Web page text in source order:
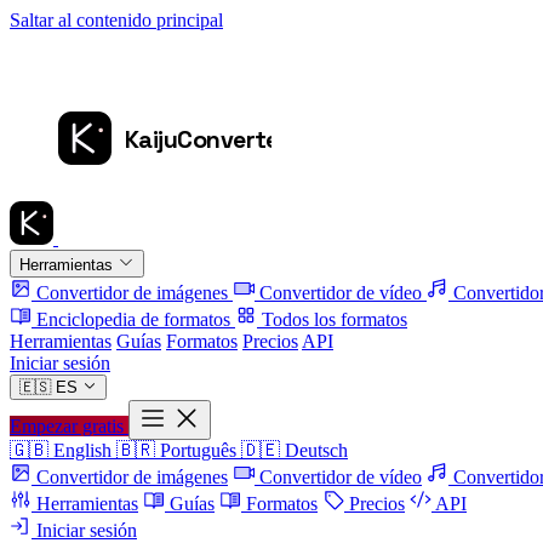
Saltar al contenido principal
Herramientas
Convertidor de imágenes Convertidor de vídeo
Enciclopedia de formatos
Todos los formatos
Herramientas Guías Formatos Precios API
Iniciar sesión
🇪🇸 ES
Empezar gratis
🇬🇧 English 🇧🇷 Português 🇩🇪 Deutsch
Convertidor de imágenes
Convertidor de vídeo
Herramientas
Guías Formatos Precios
API
Iniciar sesión